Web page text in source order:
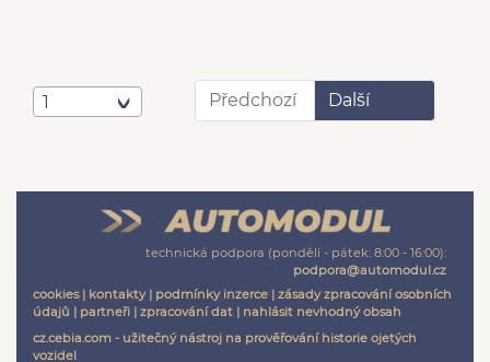
1 Předchozí Další
technická podpora (pondělí - pátek: 8:00 - 16:00):
podpora@automodul.cz
cookies| kontakty| podmínky inzerce | zásady zpracování osobních
údajů | partneři | zpracování dat | nahlásit nevhodný obsah
cz.cebia.com - užitečný nástroj na prověřování historie ojetých
vozidel